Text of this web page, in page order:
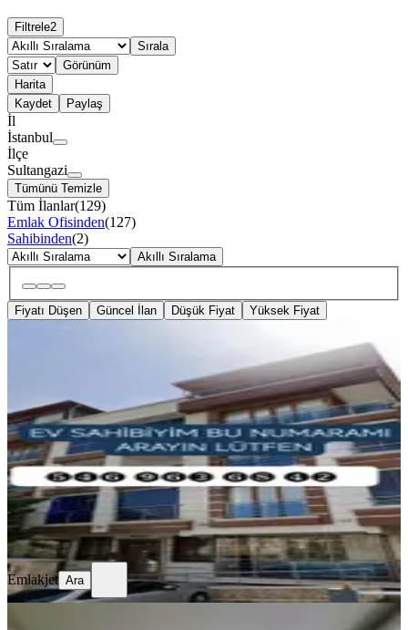
Filtrele2
Sırala
Görünüm
Harita
Kaydet
Paylaş
İl
İstanbul
İlçe
Sultangazi
Tümünü Temizle
Tüm İlanlar(129)
Emlak Ofisinden(127)
Sahibinden(2)
Akıllı Sıralama
Fiyatı Düşen Güncel İlan Düşük Fiyat Yüksek Fiyat
Ev Sahibiyim 2+1 Kiralık Daire
Sultangazi, Cebeci Mahallesi
2+1·120 m²· 2. Kat· 09.08.2026
20.000 ₺
Emlakjet
Ara
Emlakjet Ara